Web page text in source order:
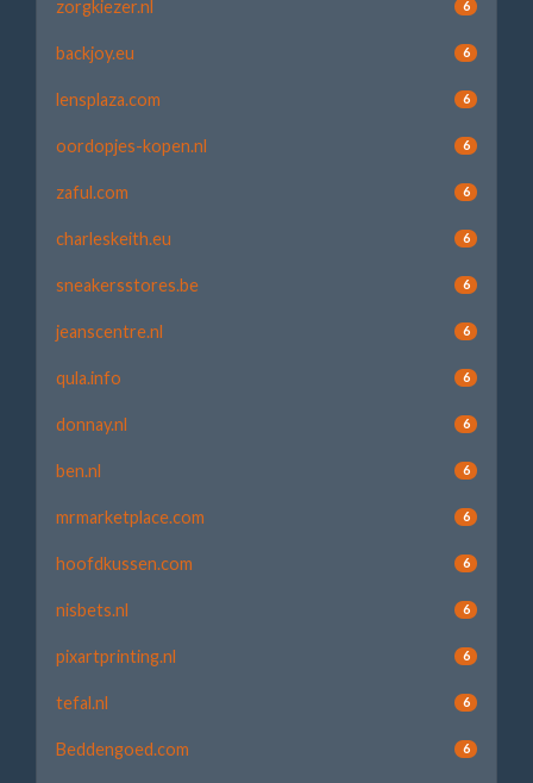
zorgkiezer.nl 6
backjoy.eu 6
lensplaza.com 6
oordopjes-kopen.nl 6
zaful.com 6
charleskeith.eu 6
sneakersstores.be 6
jeanscentre.nl 6
qula.info 6
donnay.nl 6
ben.nl 6
mrmarketplace.com 6
hoofdkussen.com 6
nisbets.nl 6
pixartprinting.nl 6
tefal.nl 6
Beddengoed.com 6